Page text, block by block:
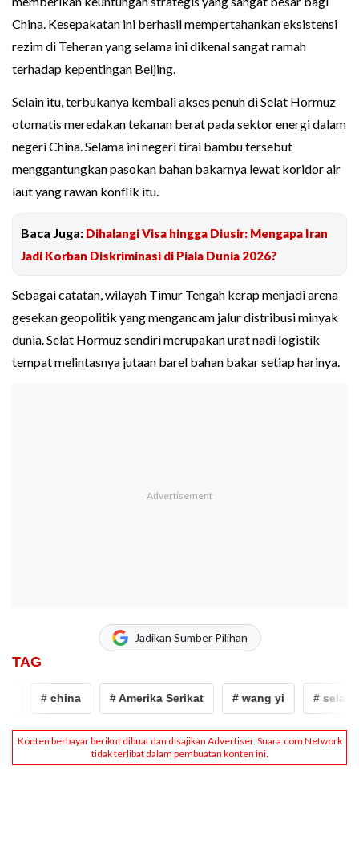
China. Kesepakatan ini berhasil mempertahankan eksistensi
rezim di Teheran yang selama ini dikenal sangat ramah
terhadap kepentingan Beijing.
Selain itu, terbukanya kembali akses penuh di Selat Hormuz
otomatis meredakan tekanan berat pada sektor energi dalam
negeri China. Selama ini negeri tirai bambu tersebut
menggantungkan pasokan bahan bakarnya lewat koridor air
laut yang rawan konflik itu.
Baca Juga: Dihalangi Visa hingga Diusir: Mengapa Iran
Jadi Korban Diskriminasi di Piala Dunia 2026?
Sebagai catatan, wilayah Timur Tengah kerap menjadi arena
gesekan geopolitik yang mengancam jalur distribusi minyak
dunia. Selat Hormuz sendiri merupakan urat nadi logistik
tempat melintasnya jutaan barel bahan bakar setiap harinya.
Jadikan Sumber Pilihan
TAG
# china # Amerika Serikat # wang yi # selat